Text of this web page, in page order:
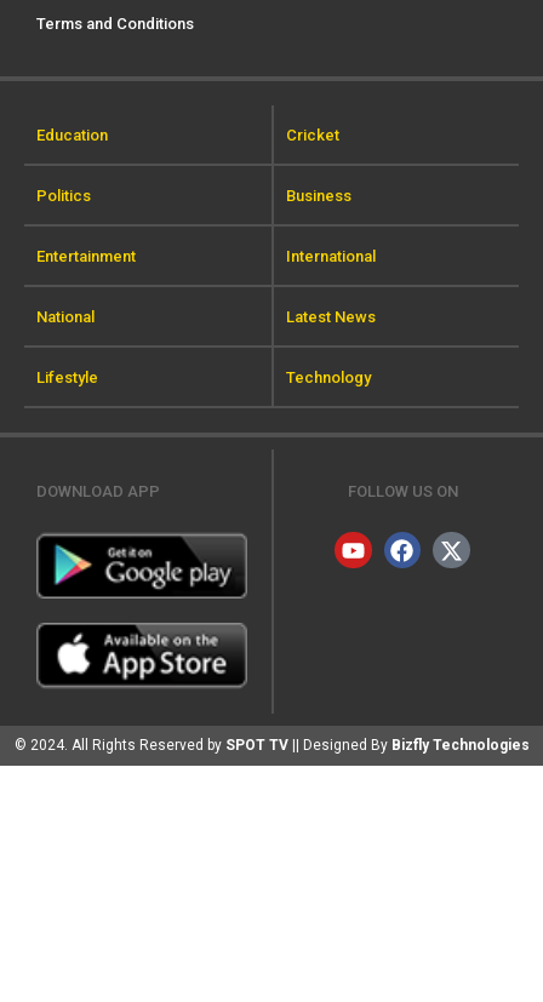
Terms and Conditions
Education Cricket
Politics Business
Entertainment International
National Latest News
Lifestyle Technology
DOWNLOAD APP FOLLOW US ON
© 2024. All Rights Reserved by SPOT TV || Designed By Bizfly Technologies